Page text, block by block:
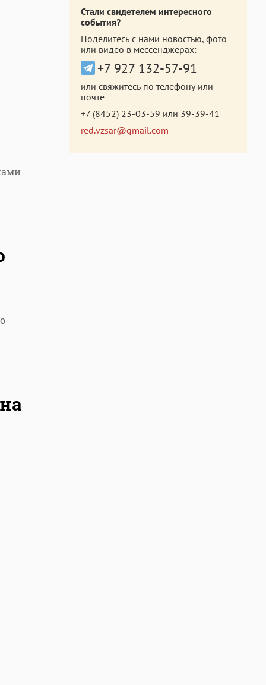
Стали свидетелем интересного
события?
Поделитесь с нами новостью, фото
или видео в мессенджерах:
+7 927 132-57-91
или свяжитесь по телефону или
почте
+7 (8452) 23-03-59 или 39-39-41
red.vzsar@gmail.com